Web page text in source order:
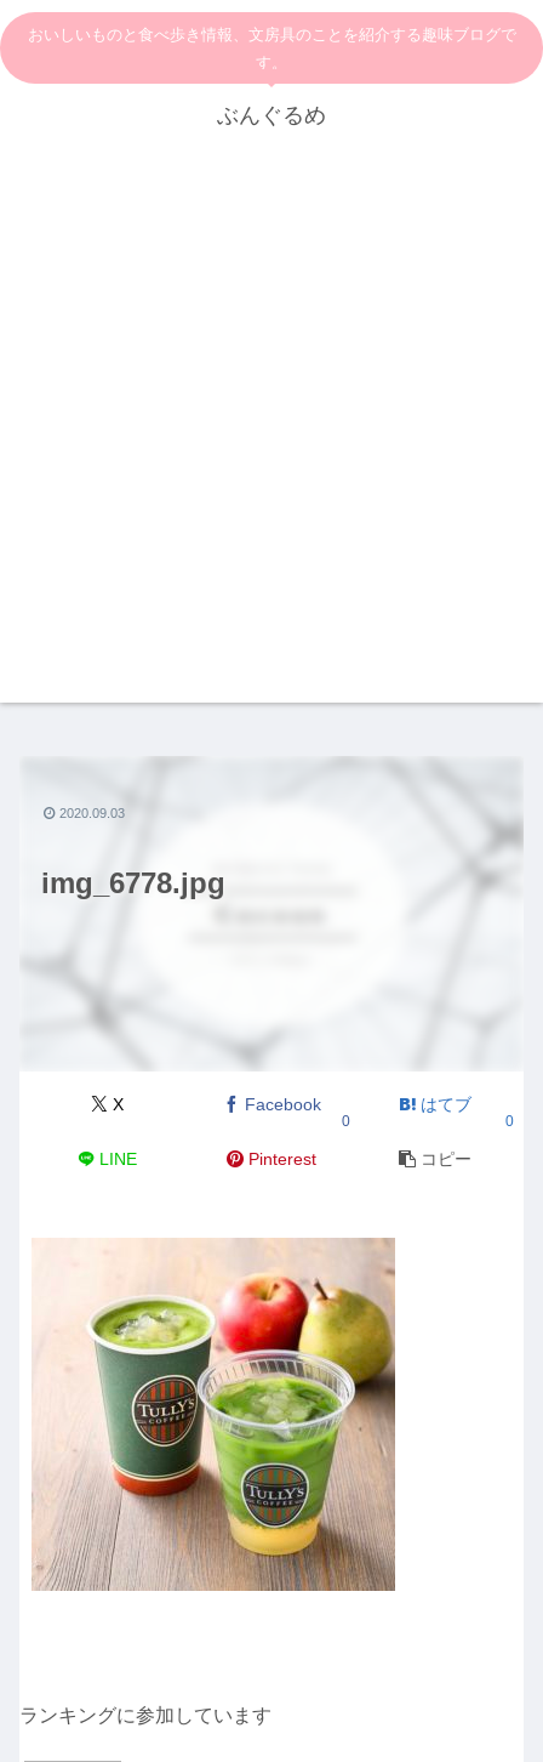
おいしいものと食べ歩き情報、文房具のことを紹介する趣味ブログで
す。
ぶんぐるめ
img_6778.jpg
X Facebook
0
はてブ
0
LINE Pinterest コピー
2020.09.03
ランキングに参加しています